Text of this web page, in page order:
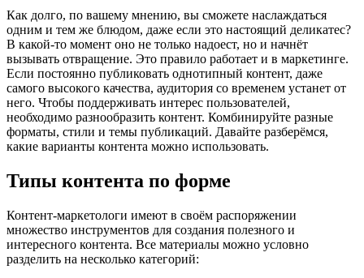
Как долго, по вашему мнению, вы сможете наслаждаться
одним и тем же блюдом, даже если это настоящий деликатес?
В какой-то момент оно не только надоест, но и начнёт
вызывать отвращение. Это правило работает и в маркетинге.
Если постоянно публиковать однотипный контент, даже
самого высокого качества, аудитория со временем устанет от
него. Чтобы поддерживать интерес пользователей,
необходимо разнообразить контент. Комбинируйте разные
форматы, стили и темы публикаций. Давайте разберёмся,
какие варианты контента можно использовать.
Типы контента по форме
Контент-маркетологи имеют в своём распоряжении
множество инструментов для создания полезного и
интересного контента. Все материалы можно условно
разделить на несколько категорий: